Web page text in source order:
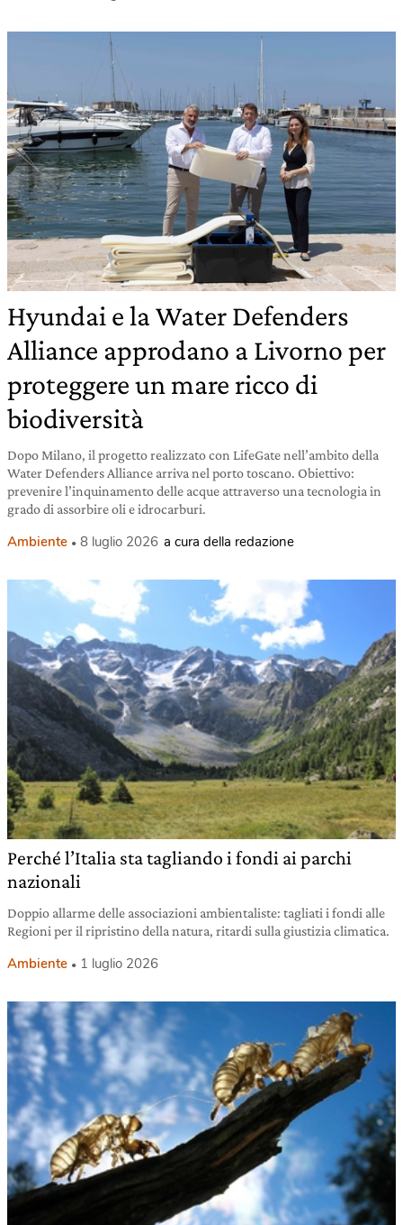
Hyundai e la Water Defenders
Alliance approdano a Livorno per
proteggere un mare ricco di
biodiversità
Dopo Milano, il progetto realizzato con LifeGate nell’ambito della
Water Defenders Alliance arriva nel porto toscano. Obiettivo:
prevenire l’inquinamento delle acque attraverso una tecnologia in
grado di assorbire oli e idrocarburi.
Ambiente 8 luglio 2026 a cura della redazione
Perché l’Italia sta tagliando i fondi ai parchi
nazionali
Doppio allarme delle associazioni ambientaliste: tagliati i fondi alle
Regioni per il ripristino della natura, ritardi sulla giustizia climatica.
Ambiente 1 luglio 2026